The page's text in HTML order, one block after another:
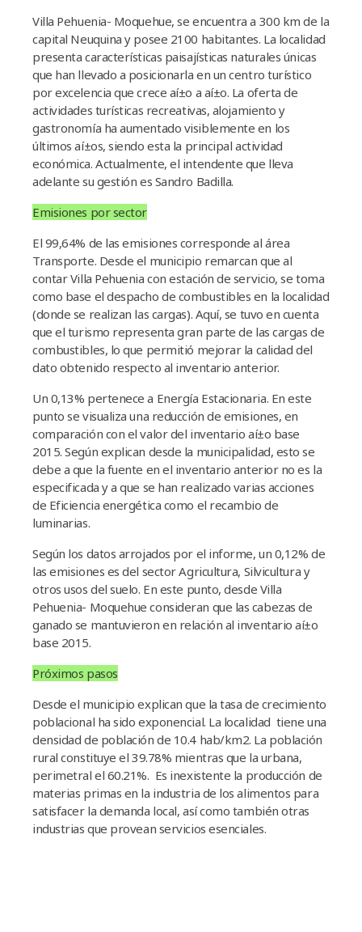
Villa Pehuenia- Moquehue, se encuentra a 300 km de la
capital Neuquina y posee 2100 habitantes. La localidad
presenta caracterí­sticas paisají­sticas naturales únicas
que han llevado a posicionarla en un centro turí­stico
por excelencia que crece aí±o a aí±o. La oferta de
actividades turí­sticas recreativas, alojamiento y
gastronomí­a ha aumentado visiblemente en los
últimos aí±os, siendo esta la principal actividad
económica. Actualmente, el intendente que lleva
adelante su gestión es Sandro Badilla.
Emisiones por sector
El 99,64% de las emisiones corresponde al área
Transporte. Desde el municipio remarcan que al
contar Villa Pehuenia con estación de servicio, se toma
como base el despacho de combustibles en la localidad
(donde se realizan las cargas). Aquí­, se tuvo en cuenta
que el turismo representa gran parte de las cargas de
combustibles, lo que permitió mejorar la calidad del
dato obtenido respecto al inventario anterior.
Un 0,13% pertenece a Energí­a Estacionaria. En este
punto se visualiza una reducción de emisiones, en
comparación con el valor del inventario aí±o base
2015. Según explican desde la municipalidad, esto se
debe a que la fuente en el inventario anterior no es la
especificada y a que se han realizado varias acciones
de Eficiencia energética como el recambio de
luminarias.
Según los datos arrojados por el informe, un 0,12% de
las emisiones es del sector Agricultura, Silvicultura y
otros usos del suelo. En este punto, desde Villa
Pehuenia- Moquehue consideran que las cabezas de
ganado se mantuvieron en relación al inventario aí±o
base 2015.
Próximos pasos
Desde el municipio explican que la tasa de crecimiento
poblacional ha sido exponencial. La localidad tiene una
densidad de población de 10.4 hab/km2. La población
rural constituye el 39.78% mientras que la urbana,
perimetral el 60.21%. Es inexistente la producción de
materias primas en la industria de los alimentos para
satisfacer la demanda local, así­ como también otras
industrias que provean servicios esenciales.